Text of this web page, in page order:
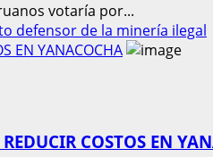
votaría por...
defensor de la minería ilegal
EN YANACOCHA
COSTOS EN